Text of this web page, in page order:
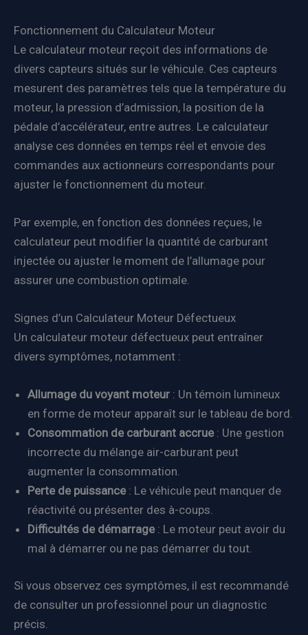
Fonctionnement du Calculateur Moteur
Le calculateur moteur reçoit des informations de
divers capteurs situés sur le véhicule. Ces capteurs
mesurent des paramètres tels que la température du
moteur, la pression d’admission, la position de la
pédale d’accélérateur, entre autres. Le calculateur
analyse ces données en temps réel et envoie des
commandes aux actionneurs correspondants pour
ajuster le fonctionnement du moteur.
Par exemple, en fonction des données reçues, le
calculateur peut modifier la quantité de carburant
injectée ou ajuster le moment de l’allumage pour
assurer une combustion optimale.
Signes d’un Calculateur Moteur Défectueux
Un calculateur moteur défectueux peut entraîner
divers symptômes, notamment :
Allumage du voyant moteur : Un témoin lumineux
en forme de moteur apparaît sur le tableau de bord.
Consommation de carburant accrue: Une gestion
incorrecte du mélange air-carburant peut
augmenter la consommation.
Perte de puissance: Le véhicule peut manquer de
réactivité ou présenter des à-coups.
Difficultés de démarrage: Le moteur peut avoir du
mal à démarrer ou ne pas démarrer du tout.
Si vous observez ces symptômes, il est recommandé
de consulter un professionnel pour un diagnostic
précis.